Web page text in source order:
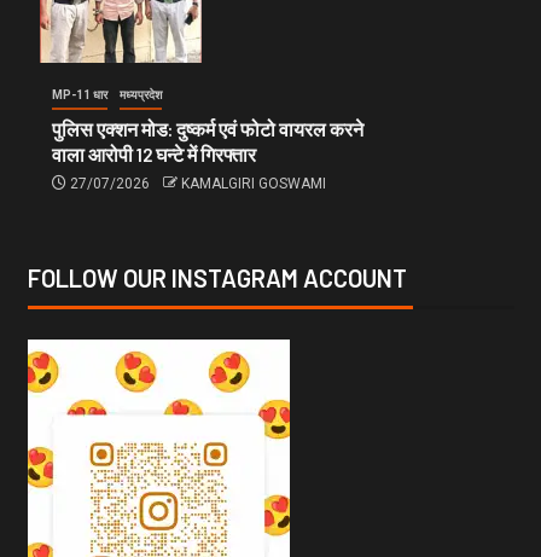
MP-11 धार मध्यप्रदेश
पुलिस एक्शन मोड: दुष्कर्म एवं फोटो वायरल करने
वाला आरोपी 12 घन्टे में गिरफ्तार
27/07/2026 KAMALGIRI GOSWAMI
FOLLOW OUR INSTAGRAM ACCOUNT